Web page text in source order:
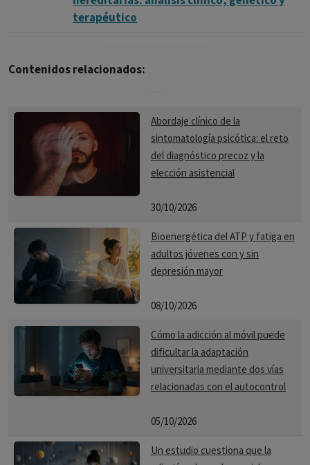
terapéutico
Contenidos relacionados:
Abordaje clínico de la
sintomatología psicótica: el reto
del diagnóstico precoz y la
elección asistencial
30/10/2026
Bioenergética del ATP y fatiga en
adultos jóvenes con y sin
depresión mayor
08/10/2026
Cómo la adicción al móvil puede
dificultar la adaptación
universitaria mediante dos vías
relacionadas con el autocontrol
05/10/2026
Un estudio cuestiona que la